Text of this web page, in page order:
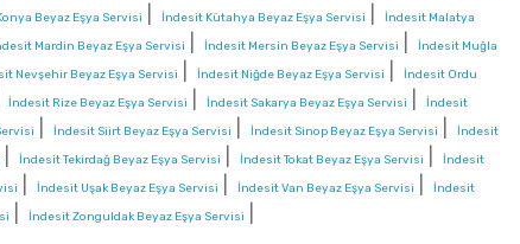
Beyaz Eşya Servisi İndesit Kütahya Beyaz Eşya Servisi
İndesit Malatya
Mardin Beyaz Eşya Servisi İndesit Mersin Beyaz Eşya Servisi
İndesit Muğla
Nevşehir Beyaz Eşya Servisi İndesit Niğde Beyaz Eşya Servisi
İndesit Ordu
İndesit Rize Beyaz Eşya Servisi İndesit Sakarya Beyaz Eşya Servisi
İndesit
İndesit Siirt Beyaz Eşya Servisi İndesit Sinop Beyaz Eşya Servisi
İndesit
İndesit Tekirdağ Beyaz Eşya Servisi İndesit Tokat Beyaz Eşya Servisi
İndesit
İndesit Uşak Beyaz Eşya Servisi İndesit Van Beyaz Eşya Servisi
İndesit
İndesit Zonguldak Beyaz Eşya Servisi